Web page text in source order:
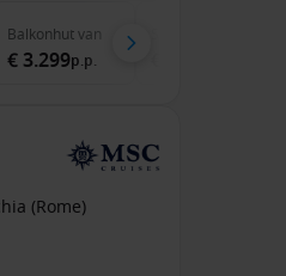
Balkonhutvan
€ 3.299p.p.
(Rome)